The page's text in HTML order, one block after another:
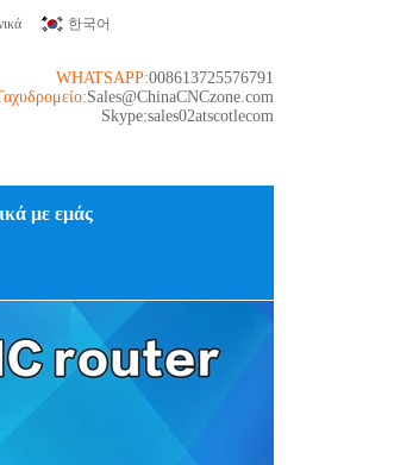
한국어
008613725576791
WHATSAPP:
Sales@ChinaCNCzone.com
Skype:sales02atscotlecom
με εμάς